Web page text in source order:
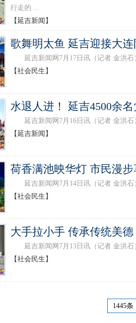
行走的 ...
【延吉新闻】
歌舞明太鱼 延吉迎接大
延吉新闻网7月17日讯（记者 金洪石
【社会民生】
水退人进！ 延吉4500余
延吉新闻网7月16日讯（记者 金洪石
【延吉新闻】
荷香满池映华灯 市民漫
延吉新闻网7月14日讯（记者 金洪石
【社会民生】
大手拉小手 传承传统美
延吉新闻网7月13日讯（记者 金洪石
【社会民生】
1445条